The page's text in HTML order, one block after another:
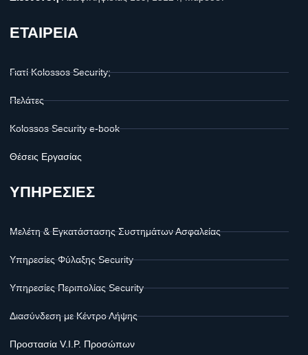
ΕΤΑΙΡΕΙΑ
Γιατί Kolossos Security;
Πελάτες
Kolossos Security e-book
Θέσεις Εργασίας
ΥΠΗΡΕΣΙΕΣ
Μελέτη & Εγκατάστασης Συστημάτων Ασφαλείας
Υπηρεσίες Φύλαξης Security
Υπηρεσίες Περιπολίας Security
Διασύνδεση με Κέντρο Λήψης
Προστασία V.I.P. Προσώπων